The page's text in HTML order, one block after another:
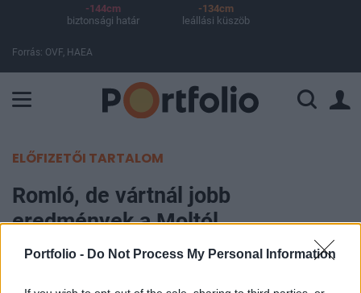
Portfolio - Do Not Process My Personal Information
-144cm
biztonsági határ
-134cm
leállási küszöb
Forrás: OVF, HAEA
ELŐFIZETŐI TARTALOM
Romló, de vártnál jobb
eredmények a Moltól
Gayer Attila, CFA